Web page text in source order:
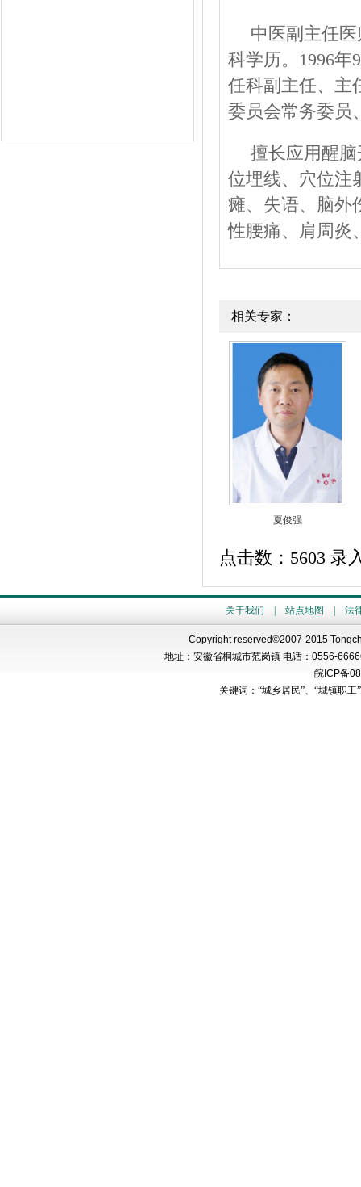
中医副主任
科学历。1996年
任科副主任、主
委员会常务委员
擅长应用醒
位埋线、穴位注
瘫、失语、脑外
性腰痛、肩周炎
相关专家：
夏俊强
点击数：5603 录
关于我们 站点地图 法
Copyright reserved©2007-2015
地址：安徽省桐城市范岗镇 电话： 0556-
皖ICP备
关键词：“城乡居民”、“城镇职